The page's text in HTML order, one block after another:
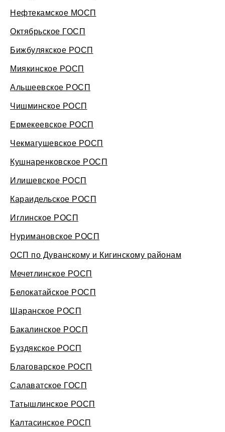
Нефтекамское МОСП
Октябрьское ГОСП
Бижбулякское РОСП
Миякинское РОСП
Альшеевское РОСП
Чишминское РОСП
Ермекеевское РОСП
Чекмагушевское РОСП
Кушнаренковское РОСП
Илишевское РОСП
Караидельское РОСП
Иглинское РОСП
Нуримановское РОСП
ОСП по Дуванскому и Кигинскому районам
Мечетлинское РОСП
Белокатайское РОСП
Шаранское РОСП
Бакалинское РОСП
Буздякское РОСП
Благоварское РОСП
Салаватское ГОСП
Татышлинское РОСП
Калтасинское РОСП